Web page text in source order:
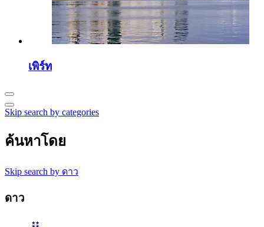
เพิร์ท
Skip search by categories
ค้นหาโดย
Skip search by ดาว
ดาว